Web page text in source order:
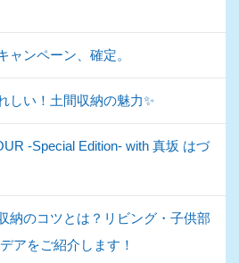
ャンペーン、確定。
しい！土間収納の魅力✨
-Special Edition- with 真坂 はづ
納のコツとは？リビング・子供部
アをご紹介します！